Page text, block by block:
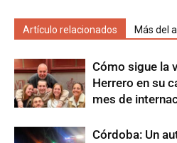
Artículo relacionados Más del
Cómo sigue la
Herrero en su
mes de
Córdoba: Un